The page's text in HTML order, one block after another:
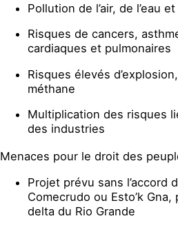
Pollution de l’air, de l’eau
Risques de cancers,
cardiaques et pulmonaires
Risques élevés
méthane
Multiplication des risques
des industries
Menaces pour le droit des
Projet prévu sans l’accord
Comecrudo ou Esto’k
delta du Rio Grande